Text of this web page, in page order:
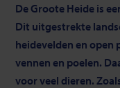
De Groote Heide is
Dit uitgestrekte
heidevelden en open
vennen en poelen.
voor veel dieren.